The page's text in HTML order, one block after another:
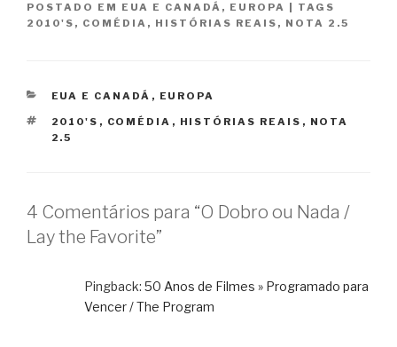
POSTADO EM EUA E CANADÁ , EUROPA
TAGS
2010'S , COMÉDIA , HISTÓRIAS REAIS , NOTA 2.5
CATEGORIAS
EUA E CANADÁ , EUROPA
TAGS
2010'S , COMÉDIA , HISTÓRIAS REAIS , NOTA
2.5
4 Comentários para “O Dobro ou Nada /
Lay the Favorite”
Pingback: 50 Anos de Filmes » Programado para
Vencer / The Program